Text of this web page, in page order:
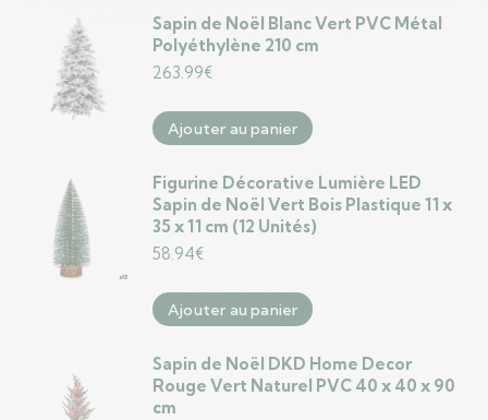
Sapin de Noël Blanc Vert PVC Métal
Polyéthylène 210 cm
263.99€
Ajouter au panier
Figurine Décorative Lumière LED
Sapin de Noël Vert Bois Plastique 11 x
35 x 11 cm (12 Unités)
58.94€
Ajouter au panier
Sapin de Noël DKD Home Decor
Rouge Vert Naturel PVC 40 x 40 x 90
cm